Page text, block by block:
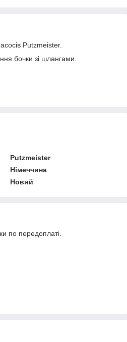
Putzmeister.
бочки зі шлангами.
Putzmeister
Німеччина
Новий
по передоплаті.